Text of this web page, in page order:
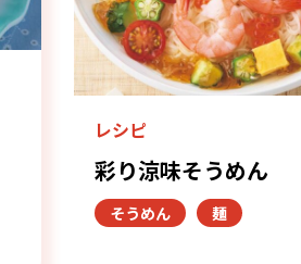
レシピ
彩り涼味そうめん
そうめん 麺